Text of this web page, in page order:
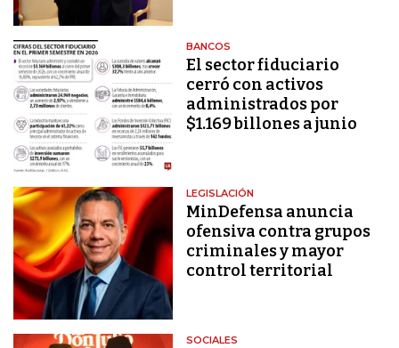
BANCOS
El sector fiduciario
cerró con activos
administrados por
$1.169 billones a junio
LEGISLACIÓN
MinDefensa anuncia
ofensiva contra grupos
criminales y mayor
control territorial
SOCIALES